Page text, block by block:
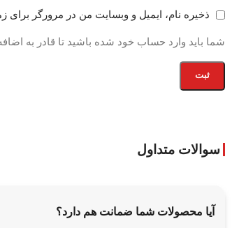
ذخیره نام، ایمیل و وبسایت من در مرورگر برای
شما باید وارد حساب خود شده باشید تا قادر به
سوالات متداول
آیا محصولات شما ضمانت هم دارد؟